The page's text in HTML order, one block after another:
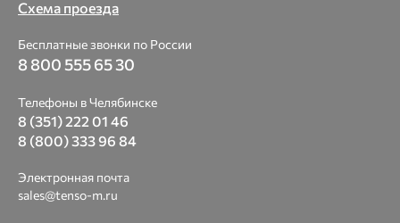
Схема проезда
Бесплатные звонки по России
8 800 555 65 30
Телефоны в Челябинске
8 (351) 222 01 46
8 (800) 333 96 84
Электронная почта
sales@tenso-m.ru